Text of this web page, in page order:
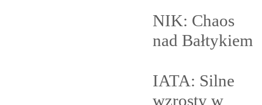
NIK: Chaos
nad Bałtykiem
IATA: Silne
wzrosty w